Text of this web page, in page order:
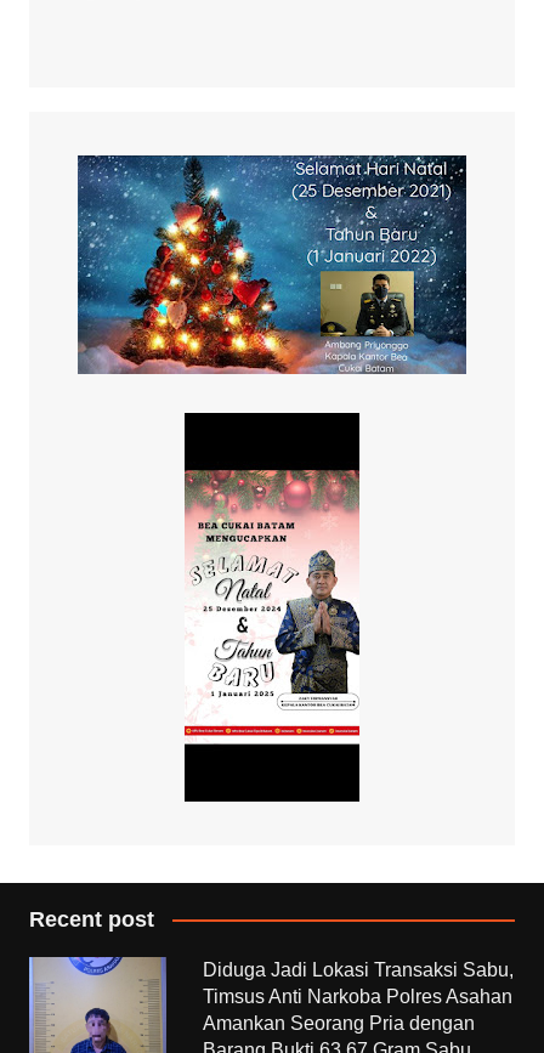
Recent post
Diduga Jadi Lokasi Transaksi Sabu,
Timsus Anti Narkoba Polres Asahan
Amankan Seorang Pria dengan